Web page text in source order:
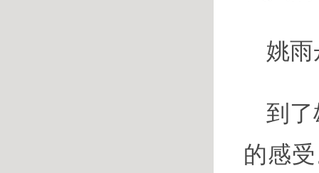
姚
到
的感